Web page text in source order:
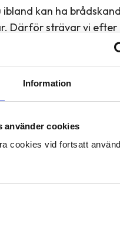
Information
använder cookies
cookies vid fortsatt
kan ha
Därför strävar vi efter
support, så att du får
som möjligt. Tveka
är här för att göra din
och förskönar ditt
personlig rådgivning
fram emot att hjälpa